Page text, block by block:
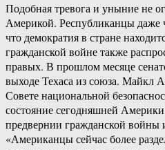
Подобная тревога и уныние не
Америкой. Республиканцы даже
что демократия в стране
гражданской войне также
правых. В прошлом месяце
выходе Техаса из союза. Майкл
Совете национальной
состояние сегодняшней
предвернии гражданской войны
«Американцы сейчас более